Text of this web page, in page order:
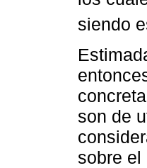
siendo
son de
sobre el